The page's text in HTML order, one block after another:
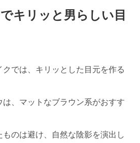
キリッと男らしい目
では、キリッとした目元を作る
、マットなブラウン系がおすす
のは避け、自然な陰影を演出し